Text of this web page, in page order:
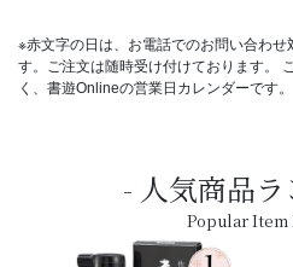
※赤文字の日は、お電話でのお問い合わせ
す。ご注文は随時受け付けております。
く、書遊Onlineの営業日カレンダーです。
人気商品
Popular Item